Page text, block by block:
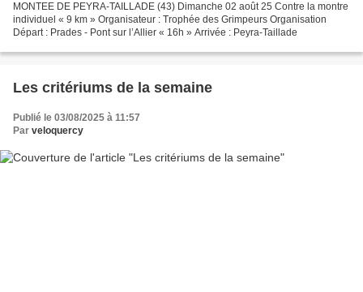
MONTEE DE PEYRA-TAILLADE (43) Dimanche 02 août 25 Contre la montre
individuel « 9 km » Organisateur : Trophée des Grimpeurs Organisation
Départ : Prades - Pont sur l’Allier « 16h » Arrivée : Peyra-Taillade
Les critériums de la semaine
Publié le 03/08/2025 à 11:57
Par veloquercy